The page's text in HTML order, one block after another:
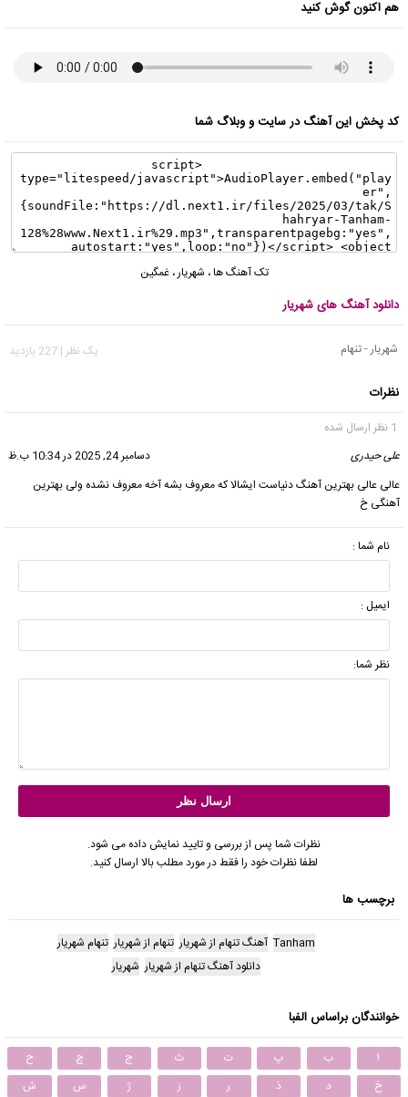
هم اکنون گوش کنید
کد پخش این آهنگ در سایت و وبلاگ شما
تک آهنگ ها، شهریار،غمگین
دانلود آهنگ های شهریار
شهریار - تنهام يک نظر | 227 بازدید
نظرات
1 نظر ارسال شده
علی حیدری
دسامبر 24, 2025 در 10:34 ب.ظ
عالی عالی بهترین آهنگ دنیاست ایشالا که معروف بشه آخه معروف نشده ولی بهترین
آهنگی خ
نام شما :
ایمیل :
نظر شما:
نظرات شما پس از بررسی و تایید نمایش داده می شود.
لطفا نظرات خود را فقط در مورد مطلب بالا ارسال کنید.
برچسب ها
Tanham آهنگ تنهام از شهریار تنهام از شهریار تنهام شهریار
دانلود آهنگ تنهام از شهریار شهریار
خوانندگان براساس الفبا
ا ب پ ت ث ج چ
ح
خ
د ذ ر ز ژ س
ش